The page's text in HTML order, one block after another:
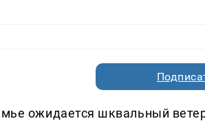
ожидается шквальный